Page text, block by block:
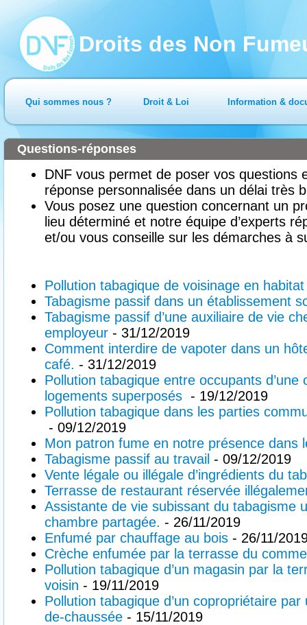
Droits des Non
Qui sommes nous ? Droit & Loi Information &
DNF vous permet de poser vos questions
réponse personnalisée dans un délai très
Vous posez une question concernant un
lieu déterminé et notre équipe d’experts
et/ou vous conseille sur les démarches à
Questions-réponses
Pollution tabagique de voisinage en
Tabagisme passif dans un établissement
Tabagisme passif d’une auxiliaire de vie
employeur - 31/12/2019
Comment interdire de vapoter dans un
café. - 31/12/2019
Pollution tabagique entre occupants d’une
logements superposés - 19/12/2019
Pollution tabagique dans les parties
- 09/12/2019
Mon patron fume en notre présence dans
Tabagisme passif au travail - 09/12/2019
Vente légale ou illégale d’ingrédients du
Terrasse de restaurant réservée
Assistante de vie subissant du tabagisme
chambre partagée. - 26/11/2019
Enfumé par chauffage au bois - 26/11/
Crèche enfumée par la terrasse du
Pollution tabagique d’un magasin par la
voisin - 19/11/2019
Pollution tabagique d’un copropriétaire
de-chaussée - 15/11/2019